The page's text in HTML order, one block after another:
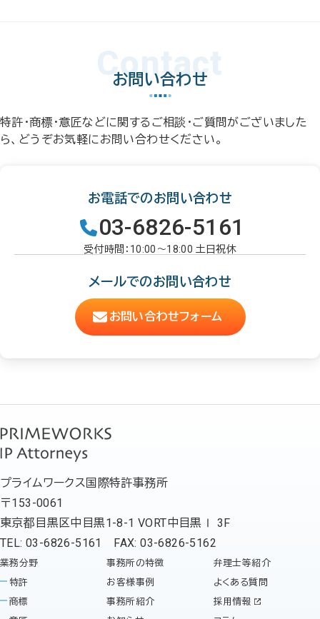
お問い合わせ
Contact
特許・商標・意匠などに関するご相談・ご質問がございました
ら、どうぞお気軽にお問い合わせください。
お電話でのお問い合わせ
03-6826-5161
受付時間：10:00～18:00 土日祝休
メールでのお問い合わせ
お問い合わせフォーム
プライムワークス国際特許事務所
〒153-0061
東京都目黒区中目黒1-8-1 VORT中目黒Ⅰ 3F
TEL: 03-6826-5161 FAX: 03-6826-5162
業務分野
特許
商標
事務所の特徴
弁理士等紹介
お客様事例
よくある質問
事務所紹介
採用情報